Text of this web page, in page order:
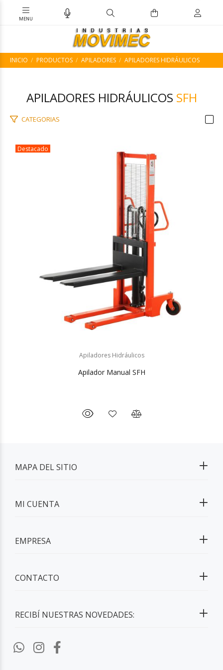
INICIO PRODUCTOS APILADORES APILADORES HIDRÁULICOS
APILADORES HIDRÁULICOS SFH
CATEGORIAS
Destacado
Apiladores Hidráulicos
Apilador Manual SFH
RECIBÍ NUESTRAS NOVEDADES:
MAPA DEL SITIO
MI CUENTA
EMPRESA
CONTACTO